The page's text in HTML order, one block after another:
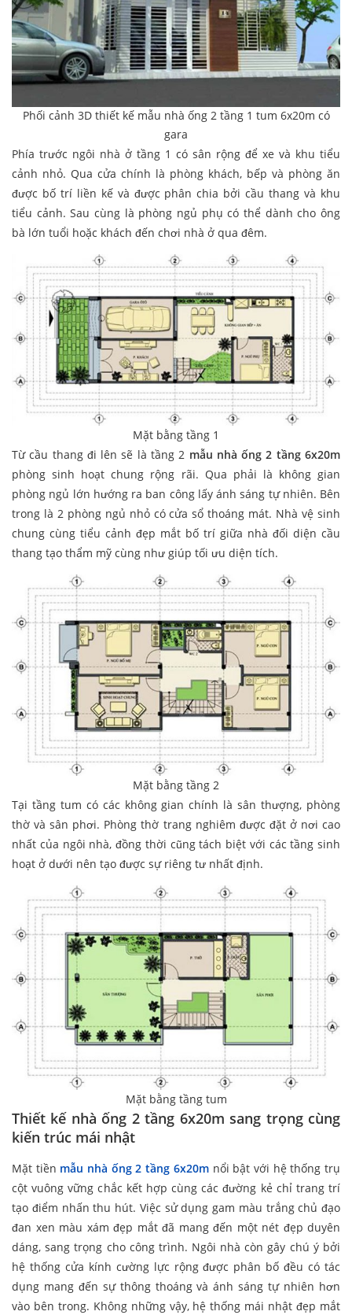
Phối cảnh 3D thiết kế mẫu nhà ống 2 tầng 1 tum 6x20m có
gara
Phía trước ngôi nhà ở tầng 1 có sân rộng để xe và khu tiểu
cảnh nhỏ. Qua cửa chính là phòng khách, bếp và phòng ăn
được bố trí liền kế và được phân chia bởi cầu thang và khu
tiểu cảnh. Sau cùng là phòng ngủ phụ có thể dành cho ông
bà lớn tuổi hoặc khách đến chơi nhà ở qua đêm.
Mặt bằng tầng 1
Từ cầu thang đi lên sẽ là tầng 2 mẫu nhà ống 2 tầng 6x20m
phòng sinh hoạt chung rộng rãi. Qua phải là không gian
phòng ngủ lớn hướng ra ban công lấy ánh sáng tự nhiên. Bên
trong là 2 phòng ngủ nhỏ có cửa sổ thoáng mát. Nhà vệ sinh
chung cùng tiểu cảnh đẹp mắt bố trí giữa nhà đối diện cầu
thang tạo thẩm mỹ cùng như giúp tối ưu diện tích.
Mặt bằng tầng 2
Tại tầng tum có các không gian chính là sân thượng, phòng
thờ và sân phơi. Phòng thờ trang nghiêm được đặt ở nơi cao
nhất của ngôi nhà, đồng thời cũng tách biệt với các tầng sinh
hoạt ở dưới nên tạo được sự riêng tư nhất định.
Mặt bằng tầng tum
Thiết kế nhà ống 2 tầng 6x20m sang trọng cùng
kiến trúc mái nhật
Mặt tiền mẫu nhà ống 2 tầng 6x20mnổi bật với hệ thống trụ
cột vuông vững chắc kết hợp cùng các đường kẻ chỉ trang trí
tạo điểm nhấn thu hút. Việc sử dụng gam màu trắng chủ đạo
đan xen màu xám đẹp mắt đã mang đến một nét đẹp duyên
dáng, sang trọng cho công trình. Ngôi nhà còn gây chú ý bởi
hệ thống cửa kính cường lực rộng được phân bố đều có tác
dụng mang đến sự thông thoáng và ánh sáng tự nhiên hơn
vào bên trong. Không những vậy, hệ thống mái nhật đẹp mắt